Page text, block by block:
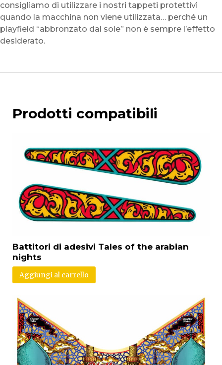
consigliamo di utilizzare i nostri tappeti protettivi
quando la macchina non viene utilizzata… perché un
playfield “abbronzato dal sole” non è sempre l’effetto
desiderato.
Prodotti compatibili
Battitori di adesivi Tales of the arabian
nights
Aggiungi al carrello